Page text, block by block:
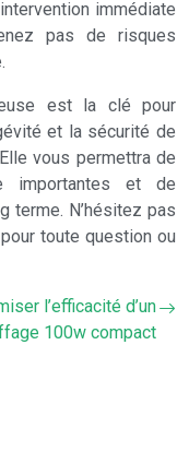
immédiate
pas de risques
est la clé pour
et la sécurité de
vous permettra de
importantes et de
terme. N’hésitez pas
toute question ou
l’efficacité d’un
100w compact